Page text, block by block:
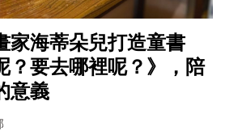
家海蒂朵兒打造童書
？要去哪裡呢？》，陪
意義